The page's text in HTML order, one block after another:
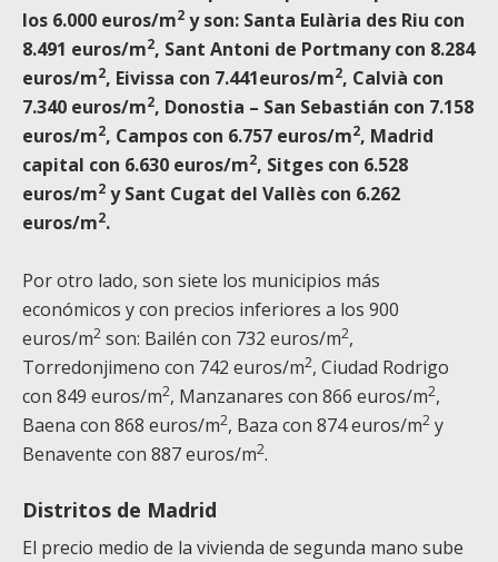
los 6.000 euros/m2 y son: Santa Eulària des Riu con
8.491 euros/m2, Sant Antoni de Portmany con 8.284
euros/m2, Eivissa con 7.441euros/m2, Calvià con
7.340 euros/m2, Donostia – San Sebastián con 7.158
euros/m2, Campos con 6.757 euros/m2, Madrid
capital con 6.630 euros/m2, Sitges con 6.528
euros/m2 y Sant Cugat del Vallès con 6.262
euros/m2.
Por otro lado, son siete los municipios más
económicos y con precios inferiores a los 900
euros/m2 son: Bailén con 732 euros/m2,
Torredonjimeno con 742 euros/m2, Ciudad Rodrigo
con 849 euros/m2, Manzanares con 866 euros/m2,
Baena con 868 euros/m2, Baza con 874 euros/m2 y
Benavente con 887 euros/m2.
Distritos de Madrid
El precio medio de la vivienda de segunda mano sube